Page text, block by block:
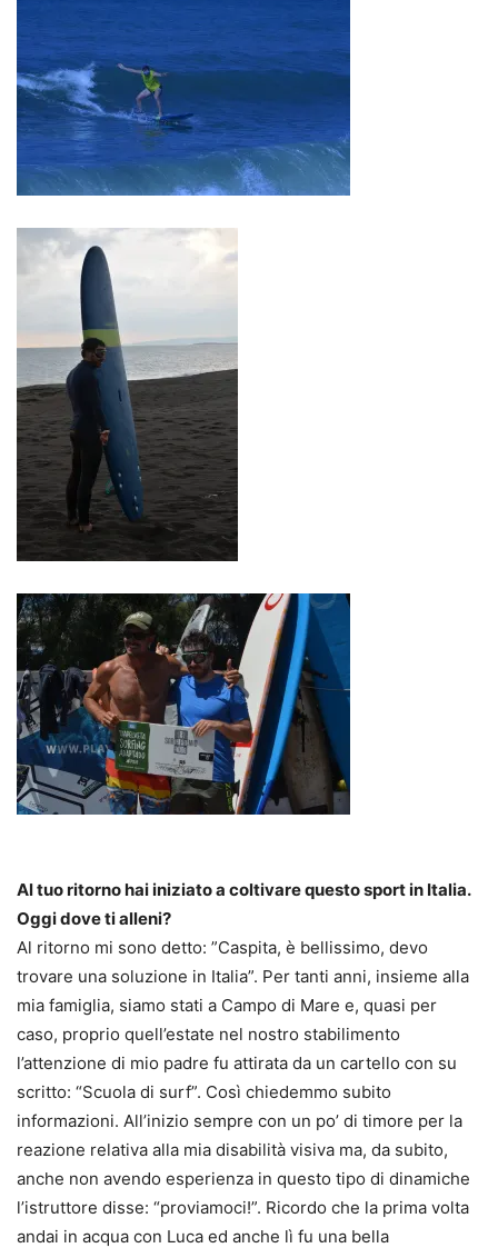
Al tuo ritorno hai iniziato a coltivare questo sport in Italia.
Oggi dove ti alleni?
Al ritorno mi sono detto: ”Caspita, è bellissimo, devo
trovare una soluzione in Italia”. Per tanti anni, insieme alla
mia famiglia, siamo stati a Campo di Mare e, quasi per
caso, proprio quell’estate nel nostro stabilimento
l’attenzione di mio padre fu attirata da un cartello con su
scritto: “Scuola di surf”. Così chiedemmo subito
informazioni. All’inizio sempre con un po’ di timore per la
reazione relativa alla mia disabilità visiva ma, da subito,
anche non avendo esperienza in questo tipo di dinamiche
l’istruttore disse: “proviamoci!”. Ricordo che la prima volta
andai in acqua con Luca ed anche lì fu una bella